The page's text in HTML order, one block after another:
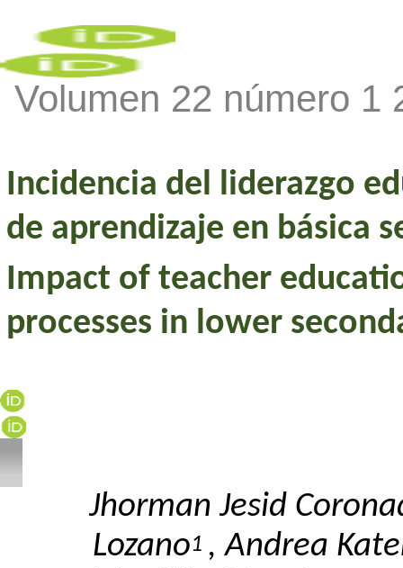
Volumen 22 número 1
Incidencia del liderazgo
de aprendizaje en básica
Impact of teacher
processes in lower
Jhorman Jesid
Lozano1 , Andrea